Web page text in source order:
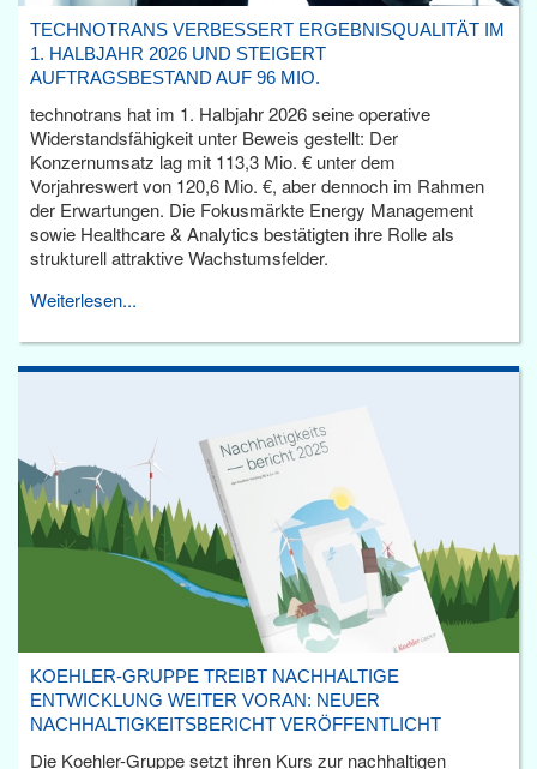
TECHNOTRANS VERBESSERT ERGEBNISQUALITÄT IM
1. HALBJAHR 2026 UND STEIGERT
AUFTRAGSBESTAND AUF 96 MIO.
technotrans hat im 1. Halbjahr 2026 seine operative
Widerstandsfähigkeit unter Beweis gestellt: Der
Konzernumsatz lag mit 113,3 Mio. € unter dem
Vorjahreswert von 120,6 Mio. €, aber dennoch im Rahmen
der Erwartungen. Die Fokusmärkte Energy Management
sowie Healthcare & Analytics bestätigten ihre Rolle als
strukturell attraktive Wachstumsfelder.
Weiterlesen...
KOEHLER-GRUPPE TREIBT NACHHALTIGE
ENTWICKLUNG WEITER VORAN: NEUER
NACHHALTIGKEITSBERICHT VERÖFFENTLICHT
Die Koehler-Gruppe setzt ihren Kurs zur nachhaltigen